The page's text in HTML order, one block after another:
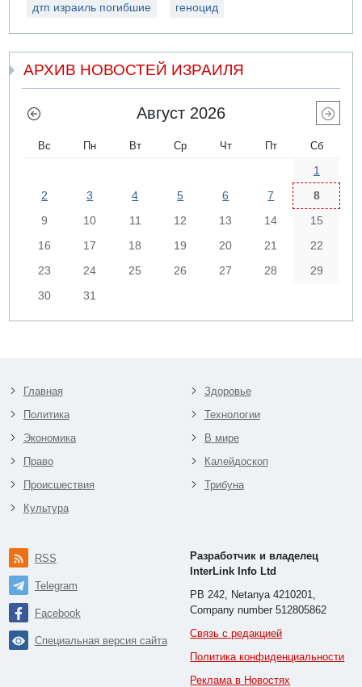
дтп израиль погибшие геноцид
АРХИВ НОВОСТЕЙ ИЗРАИЛЯ
Август 2026
Вс Пн Вт Ср Чт Пт Сб
1
2
3 4 5 6 7
8
9
10 11 12 13 14
15
16
17 18 19 20 21
22
23
24 25 26 27 28
29
30
31
Главная
Политика
Экономика
Право
Происшествия
Культура
Здоровье
Технологии
В мире
Калейдоскоп
Трибуна
RSS
Telegram
Facebook
Специальная версия сайта
Разработчик и владелец
InterLink Info Ltd
PB 242, Netanya 4210201,
Company number 512805862
Связь с редакцией
Политика конфиденциальности
Реклама в Новостях